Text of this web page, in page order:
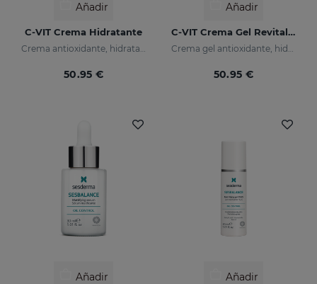
Añadir
C-VIT Crema Hidratante
50.95 €
Añadir
C-VIT Crema Gel Revitalizante
50.95 €
Añadir Añadir